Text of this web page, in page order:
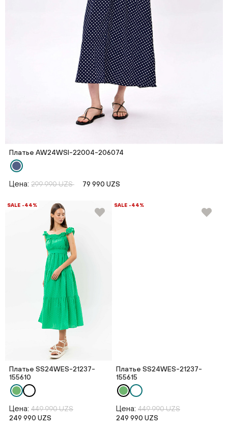
Платье AW24WSI-22004-206074
Цена: 299 990 UZS 79 990 UZS
SALE -44%
Платье SS24WES-21237-
155610
Цена: 449 990 UZS
249 990 UZS
SALE -44%
Платье SS24WES-21237-
155615
Цена: 449 990 UZS
249 990 UZS